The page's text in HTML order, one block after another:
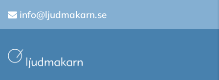
info@ljudmakarn.se